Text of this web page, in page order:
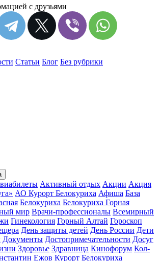
с друзьями
Статьи Блог Без рубрики
Активный отдых Акции Акция
АО Курорт Белокуриха Афиша База
Белокуриха Белокуриха Горная
мир Врачи-профессионалы Всемирный
Гинекология Горный Алтай Гороскоп
День защиты детей День России Дети
Документы Достопримечательности Досуг
Здоровье Здравница Кинофорум Кол-
Ежов Курорт Белокуриха